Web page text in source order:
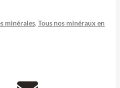
minérales, Tous nos minéraux en